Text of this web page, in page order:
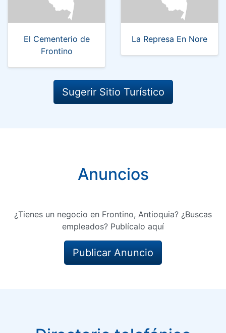
El Cementerio de
Frontino
La Represa En Nore
Sugerir Sitio Turístico
Anuncios
¿Tienes un negocio en Frontino, Antioquia? ¿Buscas
empleados? Publícalo aquí
Publicar Anuncio